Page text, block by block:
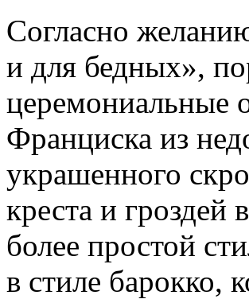
Согласно
и для бедных»,
церемониальные
Франциска из
украшенного
креста и
более простой
в стиле барокко,